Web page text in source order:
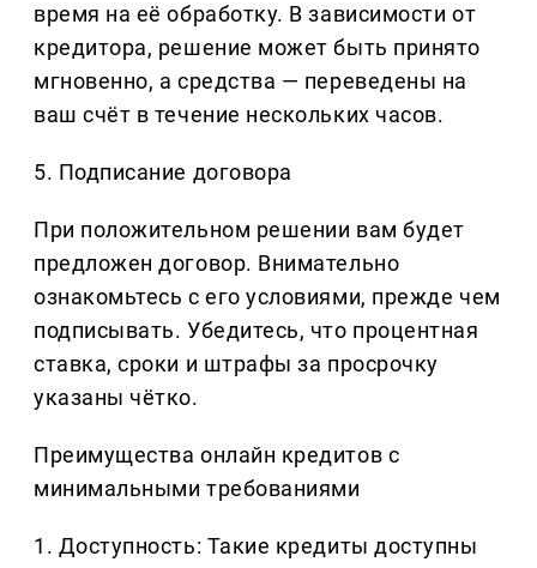
время на её обработку. В зависимости от
кредитора, решение может быть принято
мгновенно, а средства — переведены на
ваш счёт в течение нескольких часов.
5. Подписание договора
При положительном решении вам будет
предложен договор. Внимательно
ознакомьтесь с его условиями, прежде чем
подписывать. Убедитесь, что процентная
ставка, сроки и штрафы за просрочку
указаны чётко.
Преимущества онлайн кредитов с
минимальными требованиями
1. Доступность: Такие кредиты доступны